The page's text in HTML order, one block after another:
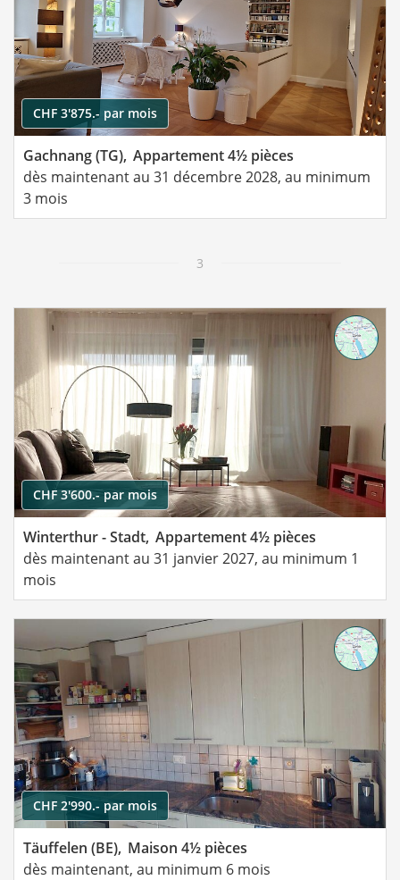
CHF 3'875.- par mois
Gachnang (TG), Appartement 4½ pièces
dès maintenant au 31 décembre 2028, au minimum
3 mois
3
CHF 3'600.- par mois
Winterthur - Stadt, Appartement 4½ pièces
dès maintenant au 31 janvier 2027, au minimum 1
mois
CHF 2'990.- par mois
Täuffelen (BE), Maison 4½ pièces
dès maintenant, au minimum 6 mois